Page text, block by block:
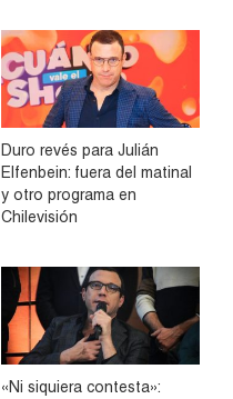
Duro revés para Julián
Elfenbein: fuera del matinal
y otro programa en
Chilevisión
«Ni siquiera contesta»: